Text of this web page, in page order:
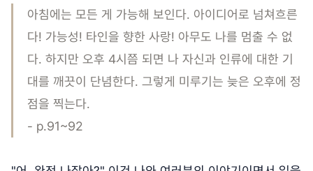
아침에는 모든 게 가능해 보인다. 아이디어로 넘쳐흐른
다! 가능성! 타인을 향한 사랑! 아무도 나를 멈출 수 없
다. 하지만 오후 4시쯤 되면 나 자신과 인류에 대한 기
대를 깨끗이 단념한다. 그렇게 미루기는 늦은 오후에 정
점을 찍는다.
- p.91~92